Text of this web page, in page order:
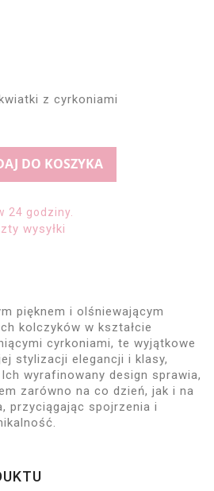
z cyrkoniami
DO KOSZYKA
24 godziny.
wysyłki
pięknem i olśniewającym
kolczyków w kształcie
cyrkoniami, te wyjątkowe
stylizacji elegancji i klasy,
wyrafinowany design sprawia,
zarówno na co dzień, jak i na
przyciągając spojrzenia i